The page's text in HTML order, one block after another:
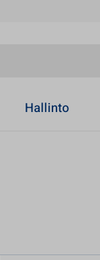
Hallinto